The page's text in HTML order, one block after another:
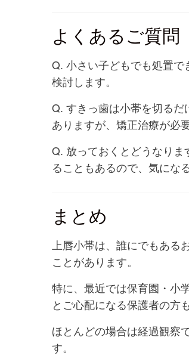
よくあるご質問
Q. 小さい子どもでも処置
検討します。
Q. すきっ歯は小帯を切る
ありますが、矯正治療が必
Q. 放っておくとどうなり
ることもあるので、気にな
まとめ
上唇小帯は、誰にでもある
ことがあります。
特に、最近では保育園・小
とご心配になる保護者の方
ほとんどの場合は経過観察
す。